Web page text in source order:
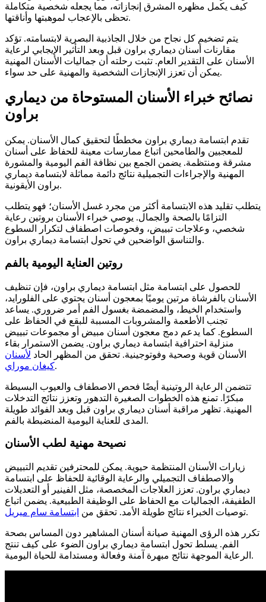
كيف يكمل مظهره المشرق إنجازاته، مما يجعله شخصية متكاملة
تحظى بالإعجاب لموهبتها وأناقتها.
يتم تضخيم كل نجاح من خلال الجاذبية البصرية لابتسامته. تؤكد
مقارنات أسنان ديماري براون قبل وبعد التأثير الإيجابي لرعاية
الأسنان على التقدير العام. تثبت رحلته أن جماليات الأسنان المهنية
يمكن أن تعزز الإنجازات الشخصية والمهنية على حد سواء.
نصائح خبراء الأسنان المستوحاة من ديماري
براون
تقدم ابتسامة ديماري براون مخططًا لتحقيق كمال الأسنان. يمكن
للمعجبين والطامحين اتباع ممارسات معينة للحفاظ على أسنان
مشرقة ومنتظمة. يضمن الجمع بين نظافة الفم اليومية والمشورة
المهنية والإجراءات التجميلية نتائج دائمة مماثلة لابتسامة ديماري
براون الأيقونية.
يتطلب تقليد هذه الابتسامة أكثر من مجرد غسل الأسنان؛ فهو يتطلب
التزامًا بالصحة والجمال. يوصي خبراء الأسنان بروتين رعاية
شخصي، وعلاجات تبييض، وفحوصات اصطفاف لتكرار السطوع
والتناسق الواضحين في تحول ابتسامة ديماري براون.
روتين العناية اليومية بالفم
للحصول على ابتسامة مثل ابتسامة ديماري براون، فإن تنظيف
الأسنان بالفرشاة مرتين يوميًا بمعجون أسنان يحتوي على الفلورايد،
واستخدام الخيط، والمضمضة بغسول الفم أمر ضروري. يساعد
تجنب الأطعمة والمشروبات المسببة للبقع في الحفاظ على
السطوع. كما يدعم دمج معجون أسنان مبيض أو مجموعات تبييض
منزلية احترافية ابتسامة ديماري براون. يضمن الاستمرار بقاء
الأسنان قوية وصحية وفوتوجينية. تحقق من المظهر الحاد لأسنان
كيغان موراي.
تتضمن الرعاية الروتينية أيضًا فحص الاصطفاف والعيوب البسيطة
مبكرًا. تمنع هذه الخطوات الصغيرة التدهور وتعزز نتائج التدخلات
المهنية. تظهر مراقبة أسنان ديماري براون قبل وبعد الفوائد طويلة
المدى للعناية اليومية المنضبطة بالفم.
نصيحة مهنية لطب الأسنان
زيارات الأسنان المنتظمة حيوية. يمكن للمحترفين تقديم التبييض
والاصطفاف التجميلي والرعاية الوقائية للحفاظ على ابتسامة
ديماري براون. تعزز العلاجات المخصصة، مثل الفينير أو التعديلات
الطفيفة، الجماليات مع الحفاظ على الوظيفة الطبيعية. يضمن اتباع
توصيات الخبراء نتائج طويلة الأمد. تحقق من ابتسامة سام ميريل .
تكرر هذه الرؤى المهنية صيانة أسنان المشاهير دون المساس بصحة
الفم. يسلط تحول ابتسامة ديماري براون الضوء على كيف تنتج
الرعاية الموجهة نتائج مبهرة آمنة وفعالة ومستدامة للحياة اليومية.